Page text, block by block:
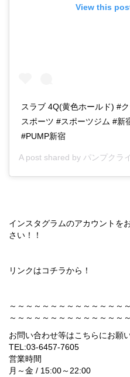
View this
スラブ 4Q(黄色ホールド) #
スポーツ #スポーツジム #新
#PUMP新宿
A post shared by パンプクラ
インスタグラムのアカウントを
さい！！
リンクはコチラから！
～～～～～～～～～～～～～～
～～～～～～～～～～～～～～
お問い合わせ等はこちらにお願
TEL:03-6457-7605
営業時間
月～金 / 15:00～22:00